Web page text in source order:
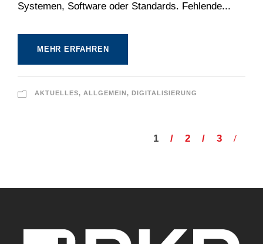
Systemen, Software oder Standards. Fehlende...
MEHR ERFAHREN
AKTUELLES, ALLGEMEIN , DIGITALISIERUNG
1 2 3